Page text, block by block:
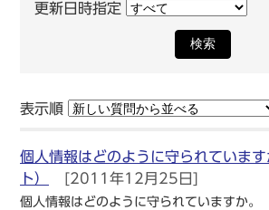
更新日時指定
検索
表示順
個人情報はどのように守られていま
ト）
[2011年12月25日]
個人情報はどのように守られていますか。